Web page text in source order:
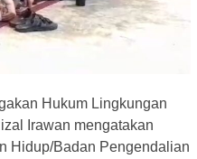
Hukum Lingkungan
Irawan mengatakan
Hidup/Badan Pengendalian